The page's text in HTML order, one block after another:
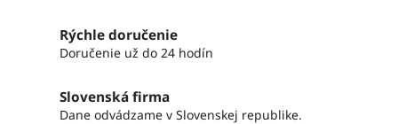
Rýchle doručenie
Doručenie už do 24 hodín
Slovenská firma
Dane odvádzame v Slovenskej republike.